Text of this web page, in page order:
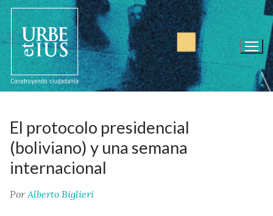
Ir
contenido
El protocolo presidencial
(boliviano) y una semana
internacional
Por Alberto Biglieri